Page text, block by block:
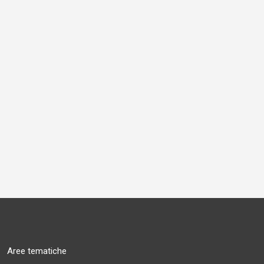
Aree tematiche